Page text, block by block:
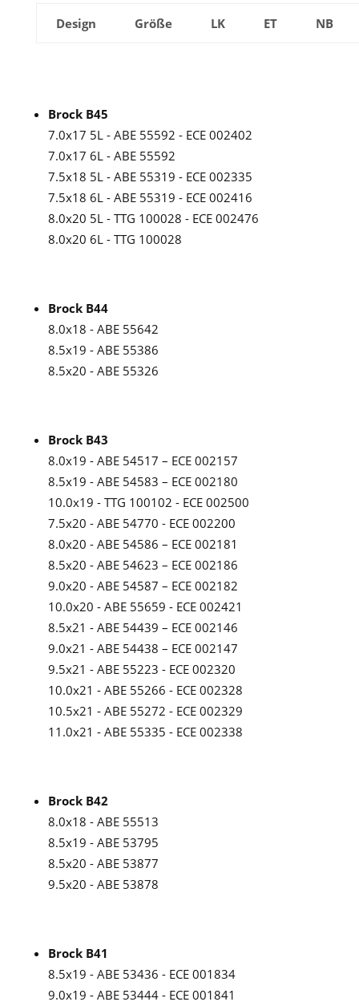
Design
Größe LK ET NB
Brock B45
7.0x17 5L - ABE 55592 - ECE 002402
7.0x17 6L - ABE 55592
7.5x18 5L - ABE 55319 - ECE 002335
7.5x18 6L - ABE 55319 - ECE 002416
8.0x20 5L - TTG 100028 - ECE 002476
8.0x20 6L - TTG 100028
Brock B44
8.0x18 - ABE 55642
8.5x19 - ABE 55386
8.5x20 - ABE 55326
Brock B43
8.0x19 - ABE 54517 – ECE 002157
8.5x19 - ABE 54583 – ECE 002180
10.0x19 - TTG 100102 - ECE 002500
7.5x20 - ABE 54770 - ECE 002200
8.0x20 - ABE 54586 – ECE 002181
8.5x20 - ABE 54623 – ECE 002186
9.0x20 - ABE 54587 – ECE 002182
10.0x20 - ABE 55659 - ECE 002421
8.5x21 - ABE 54439 – ECE 002146
9.0x21 - ABE 54438 – ECE 002147
9.5x21 - ABE 55223 - ECE 002320
10.0x21 - ABE 55266 - ECE 002328
10.5x21 - ABE 55272 - ECE 002329
11.0x21 - ABE 55335 - ECE 002338
Brock B42
8.0x18 - ABE 55513
8.5x19 - ABE 53795
8.5x20 - ABE 53877
9.5x20 - ABE 53878
Brock B41
8.5x19 - ABE 53436 - ECE 001834
9.0x19 - ABE 53444 - ECE 001841